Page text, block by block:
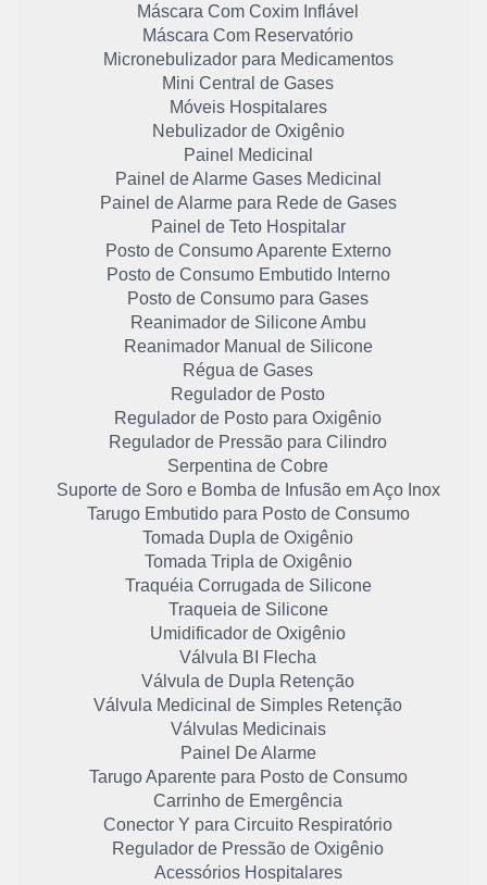
Máscara Com Coxim Inflável
Máscara Com Reservatório
Micronebulizador para Medicamentos
Mini Central de Gases
Móveis Hospitalares
Nebulizador de Oxigênio
Painel Medicinal
Painel de Alarme Gases Medicinal
Painel de Alarme para Rede de Gases
Painel de Teto Hospitalar
Posto de Consumo Aparente Externo
Posto de Consumo Embutido Interno
Posto de Consumo para Gases
Reanimador de Silicone Ambu
Reanimador Manual de Silicone
Régua de Gases
Regulador de Posto
Regulador de Posto para Oxigênio
Regulador de Pressão para Cilindro
Serpentina de Cobre
Suporte de Soro e Bomba de Infusão em Aço Inox
Tarugo Embutido para Posto de Consumo
Tomada Dupla de Oxigênio
Tomada Tripla de Oxigênio
Traquéia Corrugada de Silicone
Traqueia de Silicone
Umidificador de Oxigênio
Válvula BI Flecha
Válvula de Dupla Retenção
Válvula Medicinal de Simples Retenção
Válvulas Medicinais
Painel De Alarme
Tarugo Aparente para Posto de Consumo
Carrinho de Emergência
Conector Y para Circuito Respiratório
Regulador de Pressão de Oxigênio
Acessórios Hospitalares